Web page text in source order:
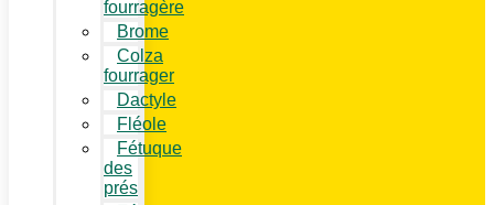
fourragère
Brome
Colza
fourrager
Dactyle
Fléole
Fétuque
des
prés